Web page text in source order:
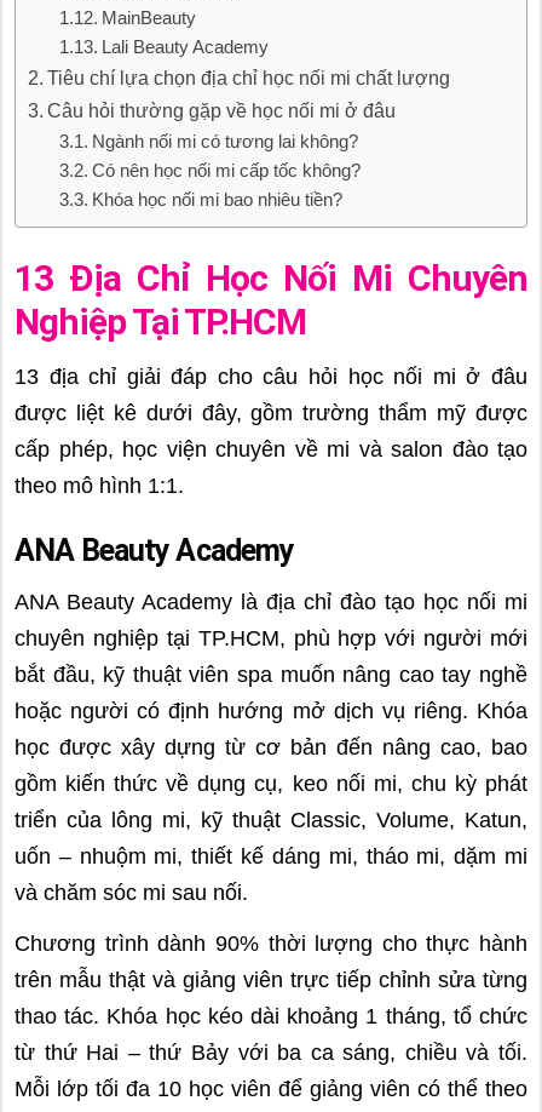
MainBeauty
Lali Beauty Academy
Tiêu chí lựa chọn địa chỉ học nối mi chất lượng
Câu hỏi thường gặp về học nối mi ở đâu
Ngành nối mi có tương lai không?
Có nên học nối mi cấp tốc không?
Khóa học nối mi bao nhiêu tiền?
13 Địa Chỉ Học Nối Mi Chuyên
Nghiệp Tại TP.HCM
13 địa chỉ giải đáp cho câu hỏi học nối mi ở đâu
được liệt kê dưới đây, gồm trường thẩm mỹ được
cấp phép, học viện chuyên về mi và salon đào tạo
theo mô hình 1:1.
ANA Beauty Academy
ANA Beauty Academy là địa chỉ đào tạo học nối mi
chuyên nghiệp tại TP.HCM, phù hợp với người mới
bắt đầu, kỹ thuật viên spa muốn nâng cao tay nghề
hoặc người có định hướng mở dịch vụ riêng. Khóa
học được xây dựng từ cơ bản đến nâng cao, bao
gồm kiến thức về dụng cụ, keo nối mi, chu kỳ phát
triển của lông mi, kỹ thuật Classic, Volume, Katun,
uốn – nhuộm mi, thiết kế dáng mi, tháo mi, dặm mi
và chăm sóc mi sau nối.
Chương trình dành 90% thời lượng cho thực hành
trên mẫu thật và giảng viên trực tiếp chỉnh sửa từng
thao tác. Khóa học kéo dài khoảng 1 tháng, tổ chức
từ thứ Hai – thứ Bảy với ba ca sáng, chiều và tối.
Mỗi lớp tối đa 10 học viên để giảng viên có thể theo